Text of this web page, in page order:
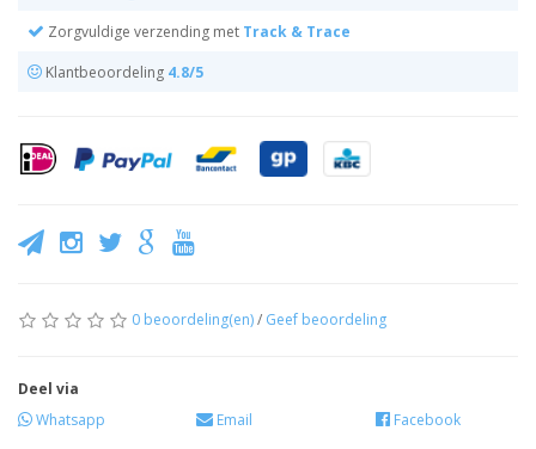
Zorgvuldige verzending met Track & Trace
Klantbeoordeling 4.8/5
0 beoordeling(en)/ Geef beoordeling
Deel via
Whatsapp
Email Facebook